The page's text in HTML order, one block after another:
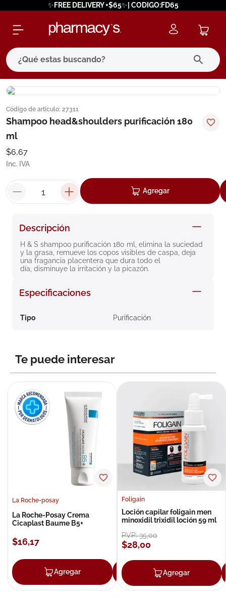
✨FREE DELIVERY +$65✨| CODIGO:FD65
¿Qué estas buscando?
Código de artículo: 27311
Shampoo head&shoulders purificación 180
ml
$6,67
Inc. IVA
Agregar
Descripción
H & S shampoo purificación 180 ml, elimina la suciedad
y la grasa, remueve los copos visibles de caspa, deja
una fragancia placentera que dura todo el
día, disminuye la irritación y la picazón.
Especificaciones
Tipo Purificación
Te puede interesar
La Roche-posay
La Roche-Posay Crema
Cicaplast Baume B5+
$16,17
Agregar Agregar
Foligain
Loción capilar foligain men
minoxidil trixidil loción 59 ml
PVP:35,00
$28,00
Agregar
términos más buscados
1. eucerin
4.
5. cerave
roche posay
9. isdin
10. pañales